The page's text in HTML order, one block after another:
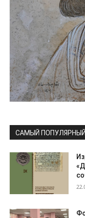
САМЫЙ ПОПУЛЯРНЫЙ